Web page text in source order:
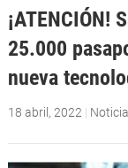
¡ATENCIÓN!
25.000
nueva
18 abril, 2022 |